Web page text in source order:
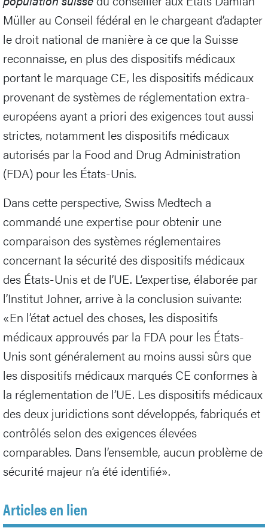
Müller au Conseil fédéral en le chargeant d’adapter
le droit national de manière à ce que la Suisse
reconnaisse, en plus des dispositifs médicaux
portant le marquage CE, les dispositifs médicaux
provenant de systèmes de réglementation extra-
européens ayant a priori des exigences tout aussi
strictes, notamment les dispositifs médicaux
autorisés par la Food and Drug Administration
(FDA) pour les États-Unis.
Dans cette perspective, Swiss Medtech a
commandé une expertise pour obtenir une
comparaison des systèmes réglementaires
concernant la sécurité des dispositifs médicaux
des États-Unis et de l’UE. L’expertise, élaborée par
l’Institut Johner, arrive à la conclusion suivante:
«En l’état actuel des choses, les dispositifs
médicaux approuvés par la FDA pour les États-
Unis sont généralement au moins aussi sûrs que
les dispositifs médicaux marqués CE conformes à
la réglementation de l’UE. Les dispositifs médicaux
des deux juridictions sont développés, fabriqués et
contrôlés selon des exigences élevées
comparables. Dans l’ensemble, aucun problème de
sécurité majeur n’a été identifié».
Articles en lien